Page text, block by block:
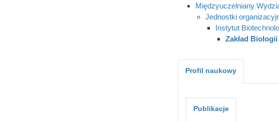
Międzyuczelniany
Jednostki
Instytut
Zakład
Profil naukowy
Publikacje